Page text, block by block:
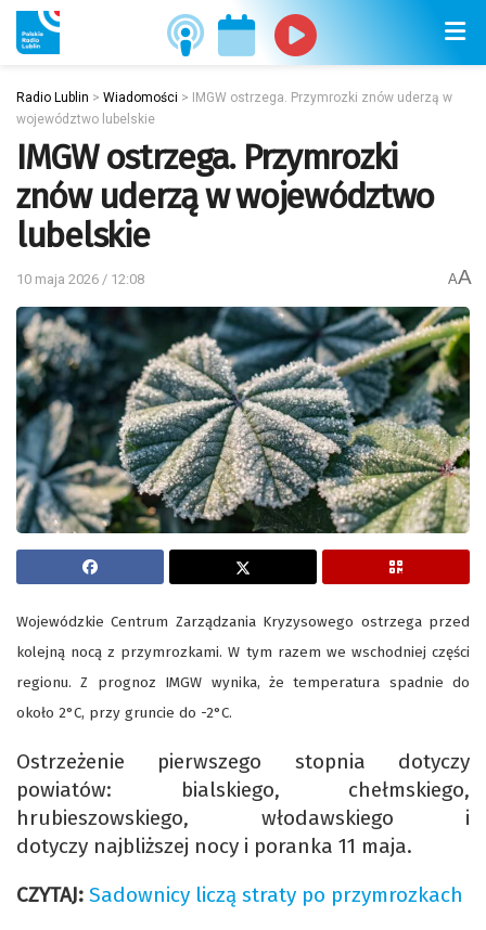
Radio Lublin > Wiadomości >
IMGW ostrzega. Przymrozki znów uderzą w
województwo lubelskie
IMGW ostrzega. Przymrozki
znów uderzą w województwo
lubelskie
10 maja 2026 / 12:08 AA
Wojewódzkie Centrum Zarządzania Kryzysowego ostrzega przed
kolejną nocą z przymrozkami. W tym razem we wschodniej części
regionu. Z prognoz IMGW wynika, że temperatura spadnie do
około 2°C, przy gruncie do -2°C.
Ostrzeżenie pierwszego stopnia dotyczy
powiatów: bialskiego, chełmskiego,
hrubieszowskiego, włodawskiego i
dotyczy najbliższej nocy i poranka 11 maja.
CZYTAJ: Sadownicy liczą straty po przymrozkach